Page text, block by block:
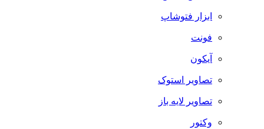
ابزار فتوشاپ
فونت
آیکون
تصاویر استوک
تصاویر لایه باز
وکتور